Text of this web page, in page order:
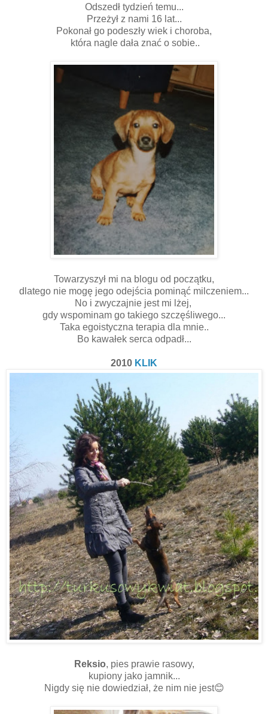
Odszedł tydzień temu...
Przeżył z nami 16 lat...
Pokonał go podeszły wiek i choroba,
która nagle dała znać o sobie..
Towarzyszył mi na blogu od początku,
dlatego nie mogę jego odejścia pominąć milczeniem...
No i zwyczajnie jest mi lżej,
gdy wspominam go takiego szczęśliwego...
Taka egoistyczna terapia dla mnie..
Bo kawałek serca odpadł...
2010 KLIK
Reksio, pies prawie rasowy,
kupiony jako jamnik...
Nigdy się nie dowiedział, że nim nie jest😊